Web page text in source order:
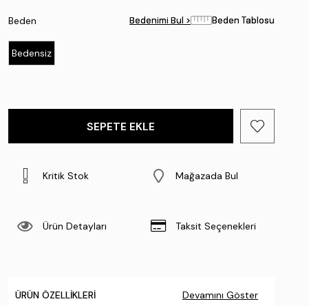
Beden
Bedensiz
Bedenimi Bul > Beden Tablosu
Bedenimi Bul > Beden Tablosu
Kritik Stok Mağazada Bul
Ürün Detayları Taksit Seçenekleri
ÜRÜN ÖZELLIKLERI Devamını Göster